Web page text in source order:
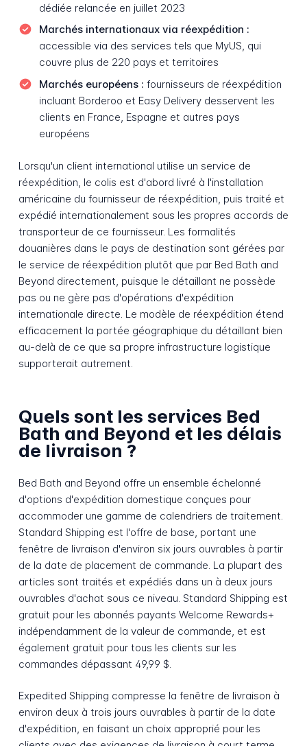
dédiée relancée en juillet 2023
Marchés internationaux via réexpédition :
accessible via des services tels que MyUS, qui
couvre plus de 220 pays et territoires
Marchés européens : fournisseurs de réexpédition
incluant Borderoo et Easy Delivery desservent les
clients en France, Espagne et autres pays
européens
Lorsqu'un client international utilise un service de
réexpédition, le colis est d'abord livré à l'installation
américaine du fournisseur de réexpédition, puis traité et
expédié internationalement sous les propres accords de
transporteur de ce fournisseur. Les formalités
douanières dans le pays de destination sont gérées par
le service de réexpédition plutôt que par Bed Bath and
Beyond directement, puisque le détaillant ne possède
pas ou ne gère pas d'opérations d'expédition
internationale directe. Le modèle de réexpédition étend
efficacement la portée géographique du détaillant bien
au-delà de ce que sa propre infrastructure logistique
supporterait autrement.
Quels sont les services Bed
Bath and Beyond et les délais
de livraison ?
Bed Bath and Beyond offre un ensemble échelonné
d'options d'expédition domestique conçues pour
accommoder une gamme de calendriers de traitement.
Standard Shipping est l'offre de base, portant une
fenêtre de livraison d'environ six jours ouvrables à partir
de la date de placement de commande. La plupart des
articles sont traités et expédiés dans un à deux jours
ouvrables d'achat sous ce niveau. Standard Shipping est
gratuit pour les abonnés payants Welcome Rewards+
indépendamment de la valeur de commande, et est
également gratuit pour tous les clients sur les
commandes dépassant 49,99 $.
Expedited Shipping compresse la fenêtre de livraison à
environ deux à trois jours ouvrables à partir de la date
d'expédition, en faisant un choix approprié pour les